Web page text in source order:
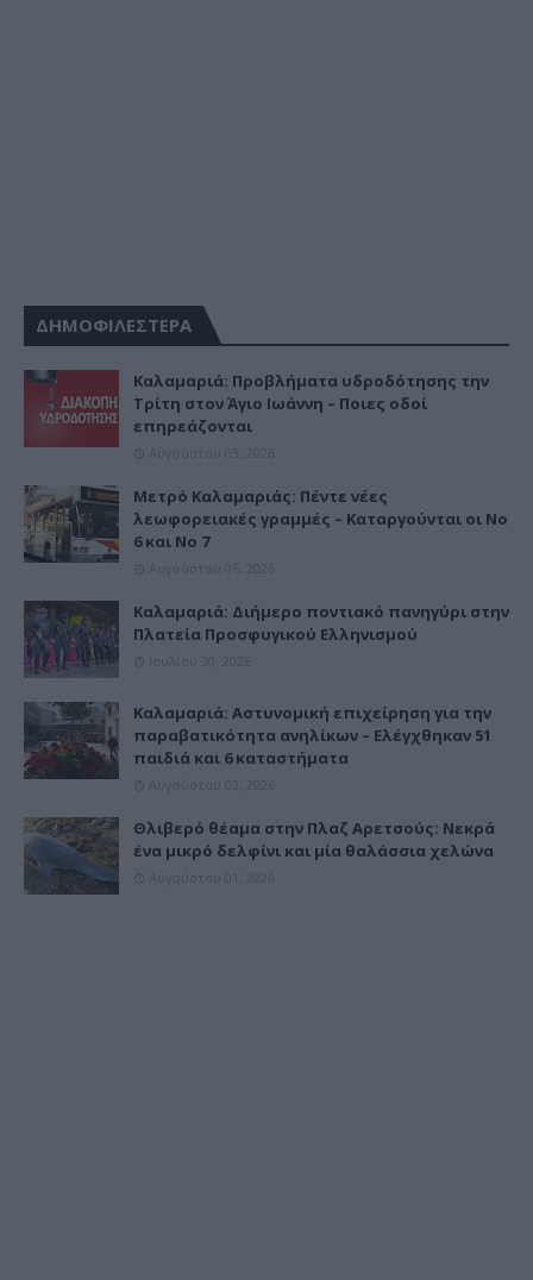
ΔΗΜΟΦΙΛΕΣΤΕΡΑ
Καλαμαριά: Προβλήματα υδροδότησης την
Τρίτη στον Άγιο Ιωάννη – Ποιες οδοί
επηρεάζονται
Μετρό Καλαμαριάς: Πέντε νέες
λεωφορειακές γραμμές – Καταργούνται οι Νο
6 και Νο 7
Καλαμαριά: Διήμερο ποντιακό πανηγύρι στην
Πλατεία Προσφυγικού Ελληνισμού
Καλαμαριά: Αστυνομική επιχείρηση για την
παραβατικότητα ανηλίκων – Ελέγχθηκαν 51
παιδιά και 6 καταστήματα
Θλιβερό θέαμα στην Πλαζ Αρετσούς: Νεκρά
ένα μικρό δελφίνι και μία θαλάσσια χελώνα